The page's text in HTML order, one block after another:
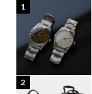
1
2